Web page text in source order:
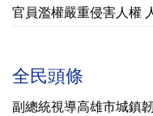
官員濫權嚴重侵害人權
全民頭條
副總統視導高雄市城鎮